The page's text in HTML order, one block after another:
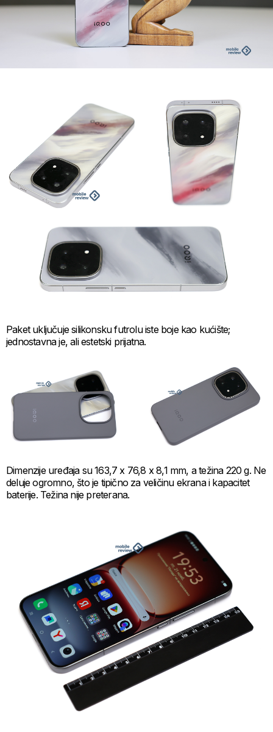
Paket uključuje silikonsku futrolu iste boje kao kućište;
jednostavna je, ali estetski prijatna.
Dimenzije uređaja su 163,7 x 76,8 x 8,1 mm, a težina 220 g. Ne
deluje ogromno, što je tipično za veličinu ekrana i kapacitet
baterije. Težina nije preterana.